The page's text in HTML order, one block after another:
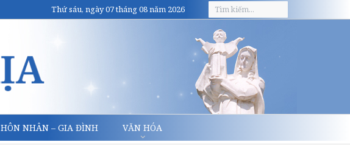
Thứ sáu, ngày 07 tháng 08 năm 2026
HÔN NHÂN – GIA ĐÌNH VĂN HÓA